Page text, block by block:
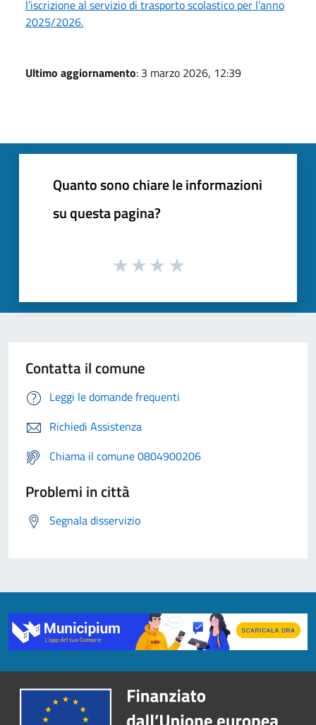
l’iscrizione al servizio di trasporto scolastico per l’anno
2025/2026.
Ultimo aggiornamento: 3 marzo 2026, 12:39
Quanto sono chiare le informazioni
su questa pagina?
Contatta il comune
Leggi le domande frequenti
Richiedi Assistenza
Chiama il comune 0804900206
Problemi in città
Segnala disservizio